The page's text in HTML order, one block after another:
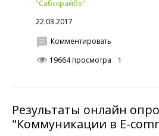
"Сабскрайбе"
22.03.2017
Комментировать
19664 просмотра
1
Результаты онлайн
"Коммуникации в Е-